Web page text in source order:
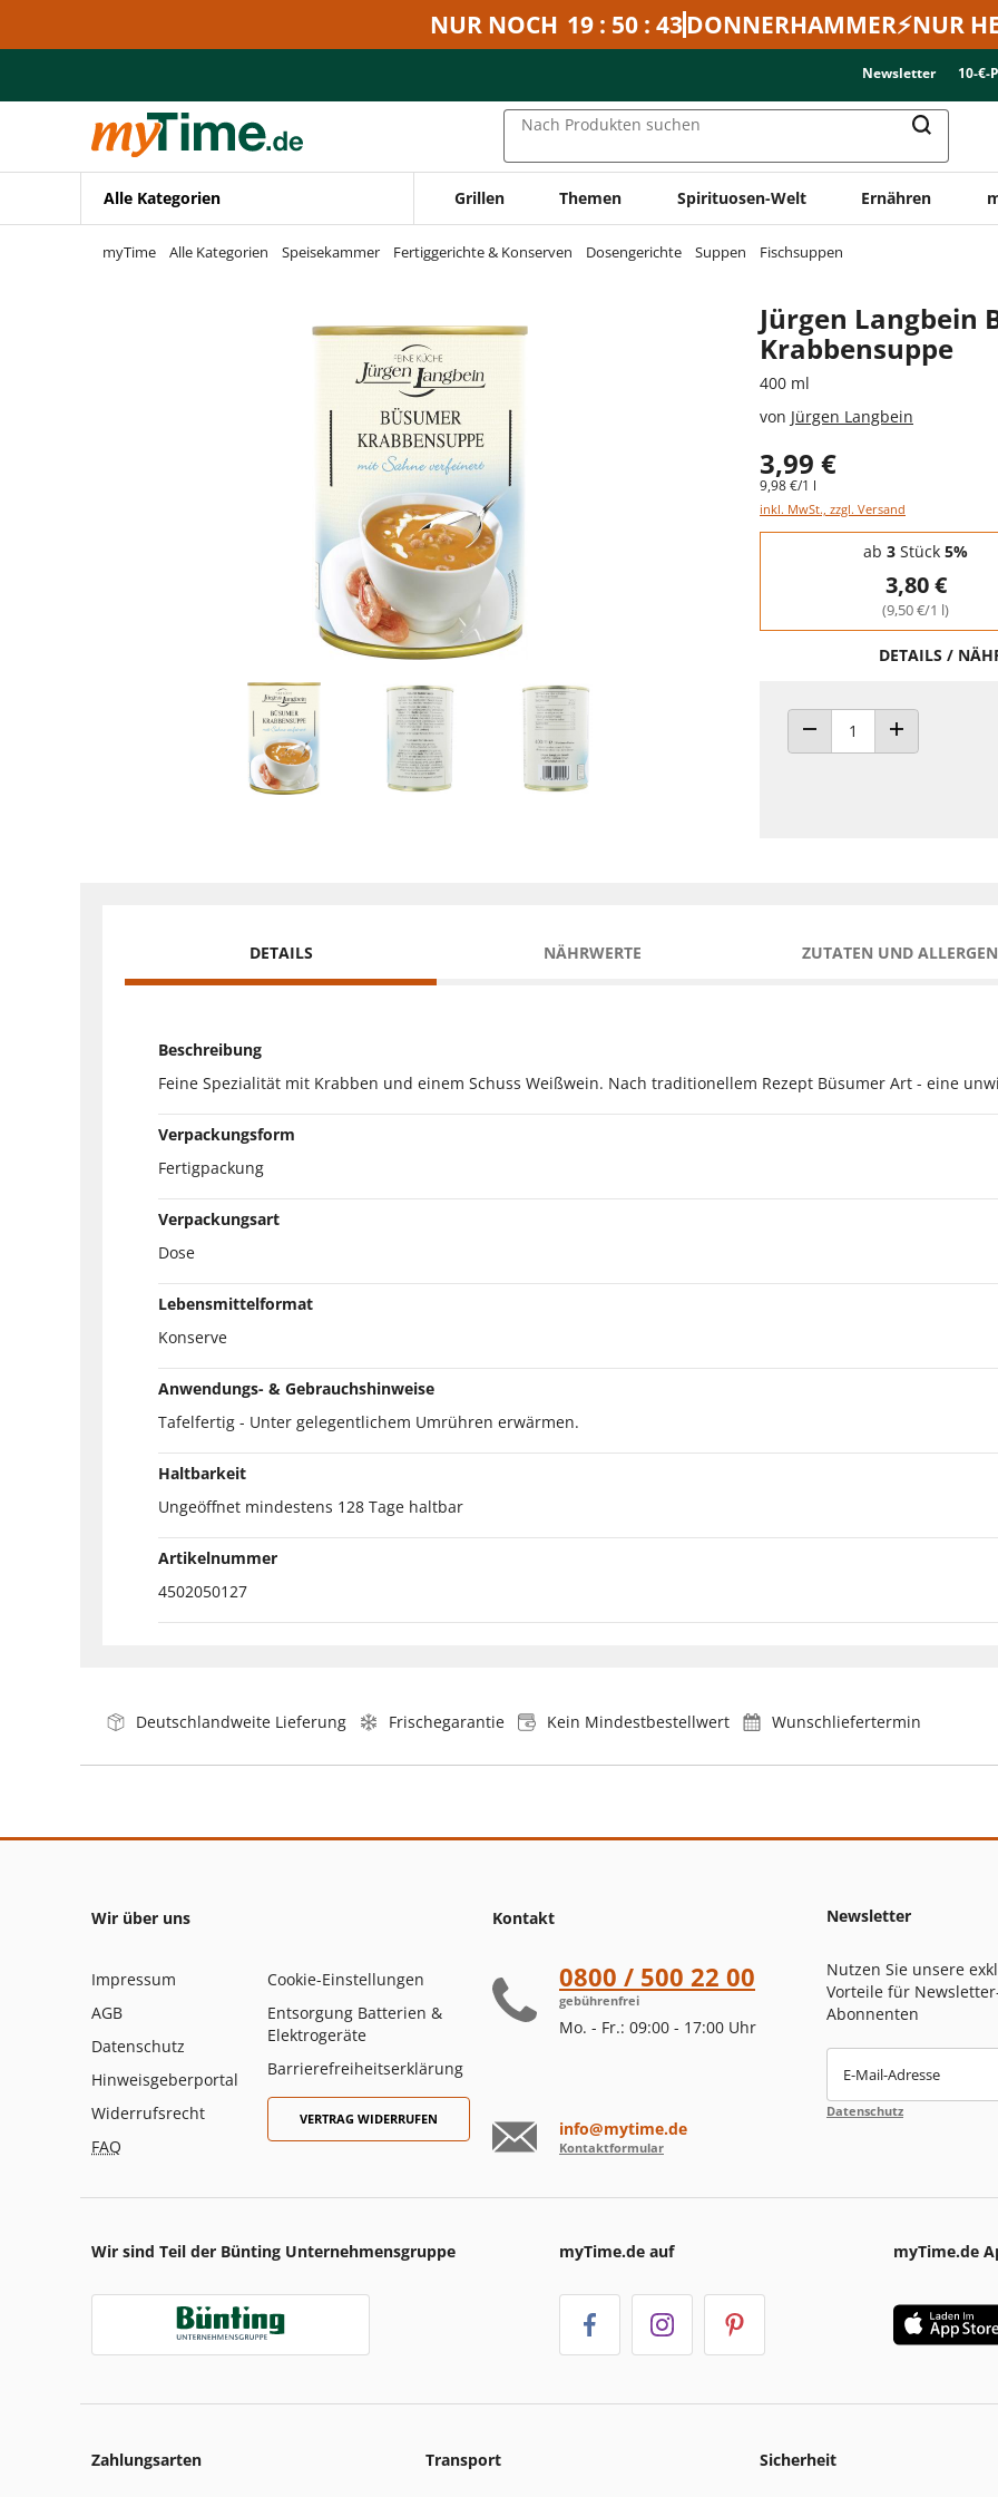
Zur Navigation springen
NUR NOCH 19 : 50 : 43DONNERHAMMER⚡NUR
Newsletter 10-€-
Nach Produkten suchen
Alle Kategorien Grillen Themen Spirituosen-Welt Ernähren
myTime Alle Kategorien Speisekammer Fertiggerichte & Konserven Dosengerichte Suppen Fischsuppen
Jürgen Langbein
Krabbensuppe
400 ml
von Jürgen Langbein
3,99 €
9,98 €/1 l
inkl. MwSt., zzgl. Versand
Staffelpreise - Mengenrabatt
ab 3 Stück 5%
3,80 €
(9,50 €/1 l)
DETAILS /
ANZAHL VERRINGERNANZAHL ERHÖHEN
DETAILS NÄHRWERTE ZUTATEN UND
Beschreibung
Feine Spezialität mit Krabben und einem Schuss Weißwein. Nach traditionellem Rezept Büsumer Art - eine
Verpackungsform
Fertigpackung
Verpackungsart
Dose
Lebensmittelformat
Konserve
Anwendungs- & Gebrauchshinweise
Tafelfertig - Unter gelegentlichem Umrühren erwärmen.
Haltbarkeit
Ungeöffnet mindestens 128 Tage haltbar
Artikelnummer
4502050127
Deutschlandweite Lieferung Frischegarantie Kein Mindestbestellwert Wunschliefertermin
Wir über uns
Impressum
AGB
Datenschutz
Hinweisgeberportal
Widerrufsrecht
FAQ
Cookie-Einstellungen
Entsorgung Batterien &
Elektrogeräte
Barrierefreiheitserklärung
VERTRAG WIDERRUFEN
Kontakt
0800 / 500 22 00
gebührenfrei
Mo. - Fr.: 09:00 - 17:00 Uhr
info@mytime.de
Kontaktformular
Newsletter
Nutzen Sie unsere
Vorteile für
Abonnenten
E-Mail-Adresse
Datenschutz
Wir sind Teil der Bünting Unternehmensgruppe myTime.de auf myTime.de
Zahlungsarten Transport Sicherheit